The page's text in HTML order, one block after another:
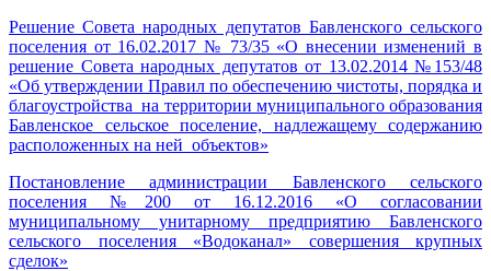
Решение Совета народных депутатов Бавленского сельского
поселения от 16.02.2017 № 73/35 «О внесении изменений в
решение Совета народных депутатов от 13.02.2014 №153/48
«Об утверждении Правил по обеспечению чистоты, порядка и
благоустройства на территории муниципального образования
Бавленское сельское поселение, надлежащему содержанию
расположенных на ней объектов»
Постановление администрации Бавленского сельского
поселения №200 от 16.12.2016 «О согласовании
муниципальному унитарному предприятию Бавленского
сельского поселения «Водоканал» совершения крупных
сделок»